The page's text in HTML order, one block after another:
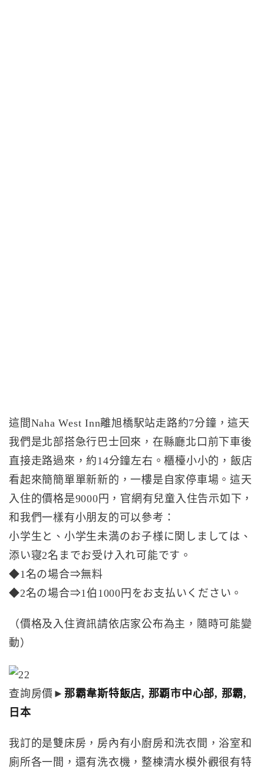
這間Naha West Inn離旭橋駅站走路約7分鐘，這天
我們是北部搭急行巴士回來，在縣廳北口前下車後
直接走路過來，約14分鐘左右。櫃檯小小的，飯店
看起來簡簡單單新新的，一樓是自家停車場。這天
入住的價格是9000円，官網有兒童入住告示如下，
和我們一樣有小朋友的可以參考：
小学生と、小学生未満のお子様に関しましては、
添い寝2名までお受け入れ可能です。
◆1名の場合⇒無料
◆2名の場合⇒1伯1000円をお支払いください。
（價格及入住資訊請依店家公布為主，隨時可能變
動）
查詢房價► 那霸韋斯特飯店, 那覇市中心部, 那霸,
日本
我訂的是雙床房，房內有小廚房和洗衣間，浴室和
廁所各一間，還有洗衣機，整棟清水模外觀很有特